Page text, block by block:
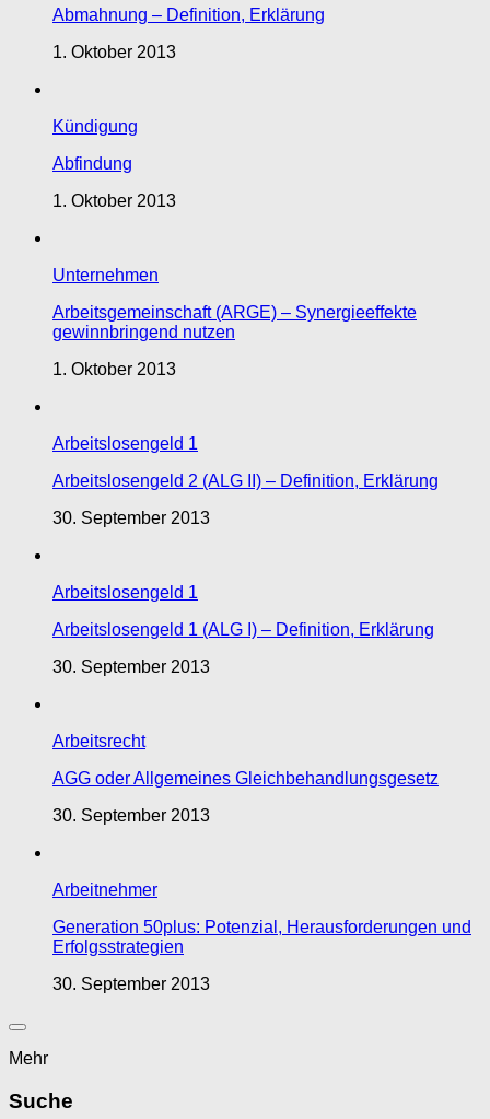
Abmahnung – Definition, Erklärung
1. Oktober 2013
Kündigung
Abfindung
1. Oktober 2013
Unternehmen
Arbeitsgemeinschaft (ARGE) – Synergieeffekte
gewinnbringend nutzen
1. Oktober 2013
Arbeitslosengeld 1
Arbeitslosengeld 2 (ALG II) – Definition, Erklärung
30. September 2013
Arbeitslosengeld 1
Arbeitslosengeld 1 (ALG I) – Definition, Erklärung
30. September 2013
Arbeitsrecht
AGG oder Allgemeines Gleichbehandlungsgesetz
30. September 2013
Arbeitnehmer
Generation 50plus: Potenzial, Herausforderungen und
Erfolgsstrategien
30. September 2013
Mehr
Suche